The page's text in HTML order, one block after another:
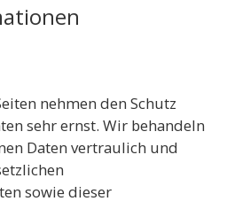
nehmen den Schutz
sehr ernst. Wir behandeln
Daten vertraulich und
sowie dieser